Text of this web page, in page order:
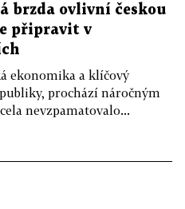
brzda ovlivní českou
připravit v
ekonomika a klíčový
prochází náročným
nevzpamatovalo...